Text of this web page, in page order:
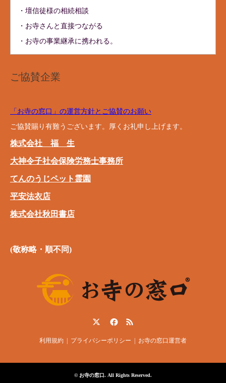
・壇信徒様の相続相談
・お寺さんと直接つながる
・お寺の事業継承に携われる。
ご協賛企業
「お寺の窓口」の運営方針とご協賛のお願い
ご協賛賜り有難うございます。厚くお礼申し上げます。
株式会社 福 生
大神令子社会保険労務士事務所
てんのうじペット霊園
平安法衣店
株式会社秋田書店
(敬称略・順不同)
利用規約 プライバシーポリシー お寺の窓口運営者
© お寺の窓口. All Rights Reserved.